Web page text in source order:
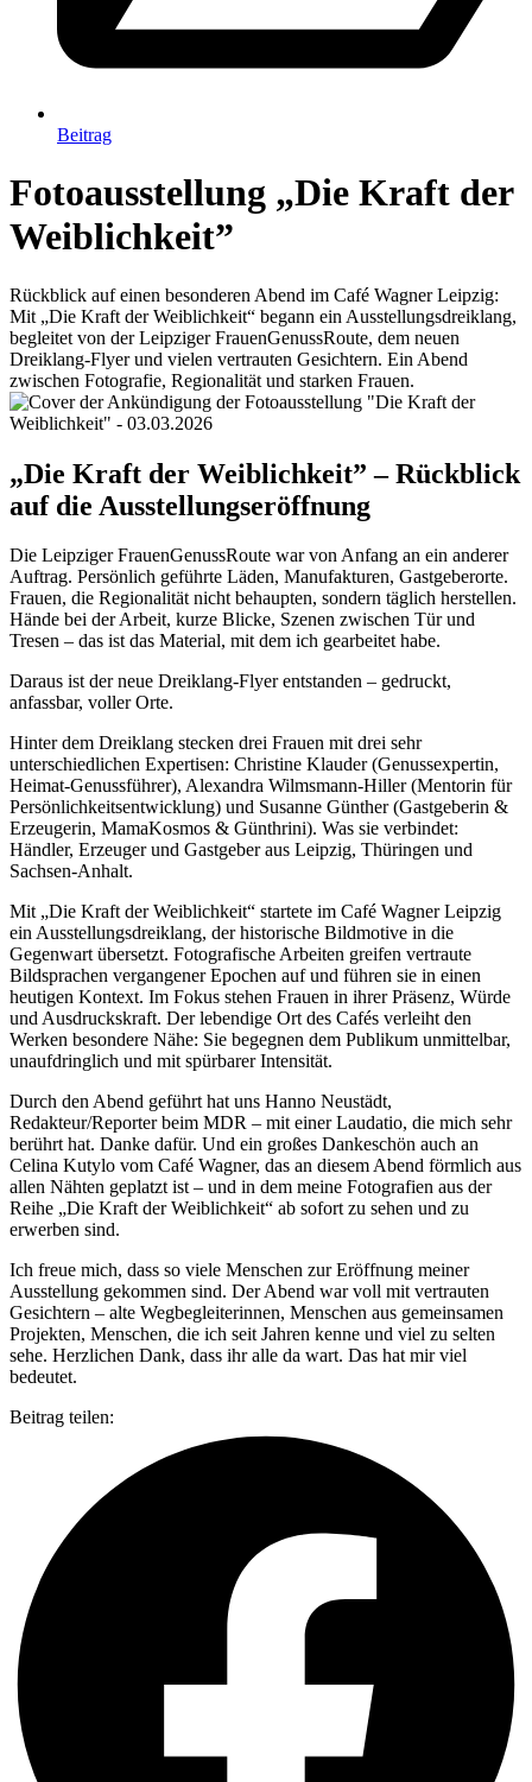
Beitrag
Fotoausstellung „Die Kraft der
Weiblichkeit”
Rückblick auf einen besonderen Abend im Café Wagner Leipzig:
Mit „Die Kraft der Weiblichkeit“ begann ein Ausstellungsdreiklang,
begleitet von der Leipziger FrauenGenussRoute, dem neuen
Dreiklang-Flyer und vielen vertrauten Gesichtern. Ein Abend
zwischen Fotografie, Regionalität und starken Frauen.
„Die Kraft der Weiblichkeit” – Rückblick
auf die Ausstellungseröffnung
Die Leipziger FrauenGenussRoute war von Anfang an ein anderer
Auftrag. Persönlich geführte Läden, Manufakturen, Gastgeberorte.
Frauen, die Regionalität nicht behaupten, sondern täglich herstellen.
Hände bei der Arbeit, kurze Blicke, Szenen zwischen Tür und
Tresen – das ist das Material, mit dem ich gearbeitet habe.
Daraus ist der neue Dreiklang-Flyer entstanden – gedruckt,
anfassbar, voller Orte.
Hinter dem Dreiklang stecken drei Frauen mit drei sehr
unterschiedlichen Expertisen: Christine Klauder (Genussexpertin,
Heimat-Genussführer), Alexandra Wilmsmann-Hiller (Mentorin für
Persönlichkeitsentwicklung) und Susanne Günther (Gastgeberin &
Erzeugerin, MamaKosmos & Günthrini). Was sie verbindet:
Händler, Erzeuger und Gastgeber aus Leipzig, Thüringen und
Sachsen-Anhalt.
Mit „Die Kraft der Weiblichkeit“ startete im Café Wagner Leipzig
ein Ausstellungsdreiklang, der historische Bildmotive in die
Gegenwart übersetzt. Fotografische Arbeiten greifen vertraute
Bildsprachen vergangener Epochen auf und führen sie in einen
heutigen Kontext. Im Fokus stehen Frauen in ihrer Präsenz, Würde
und Ausdruckskraft. Der lebendige Ort des Cafés verleiht den
Werken besondere Nähe: Sie begegnen dem Publikum unmittelbar,
unaufdringlich und mit spürbarer Intensität.
Durch den Abend geführt hat uns Hanno Neustädt,
Redakteur/Reporter beim MDR – mit einer Laudatio, die mich sehr
berührt hat. Danke dafür. Und ein großes Dankeschön auch an
Celina Kutylo vom Café Wagner, das an diesem Abend förmlich aus
allen Nähten geplatzt ist – und in dem meine Fotografien aus der
Reihe „Die Kraft der Weiblichkeit“ ab sofort zu sehen und zu
erwerben sind.
Ich freue mich, dass so viele Menschen zur Eröffnung meiner
Ausstellung gekommen sind. Der Abend war voll mit vertrauten
Gesichtern – alte Wegbegleiterinnen, Menschen aus gemeinsamen
Projekten, Menschen, die ich seit Jahren kenne und viel zu selten
sehe. Herzlichen Dank, dass ihr alle da wart. Das hat mir viel
bedeutet.
Beitrag teilen: